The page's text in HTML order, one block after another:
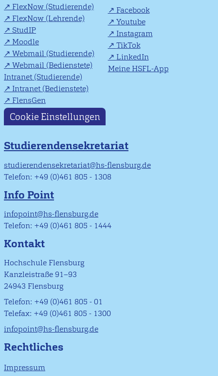
FlexNow (Studierende)
FlexNow (Lehrende)
StudIP
Moodle
Webmail (Studierende)
Webmail (Bedienstete)
Intranet (Studierende)
Intranet (Bedienstete)
FlensGen
Facebook
Youtube
Instagram
TikTok
LinkedIn
Meine HSFL-App
Cookie Einstellungen
Studierendensekretariat
studierendensekretariat@hs-flensburg.de
Telefon: +49 (0)461 805 - 1308
Info Point
infopoint@hs-flensburg.de
Telefon: +49 (0)461 805 - 1444
Kontakt
Hochschule Flensburg
Kanzleistraße 91–93
24943 Flensburg
Telefon: +49 (0)461 805 - 01
Telefax: +49 (0)461 805 - 1300
infopoint@hs-flensburg.de
Rechtliches
Impressum